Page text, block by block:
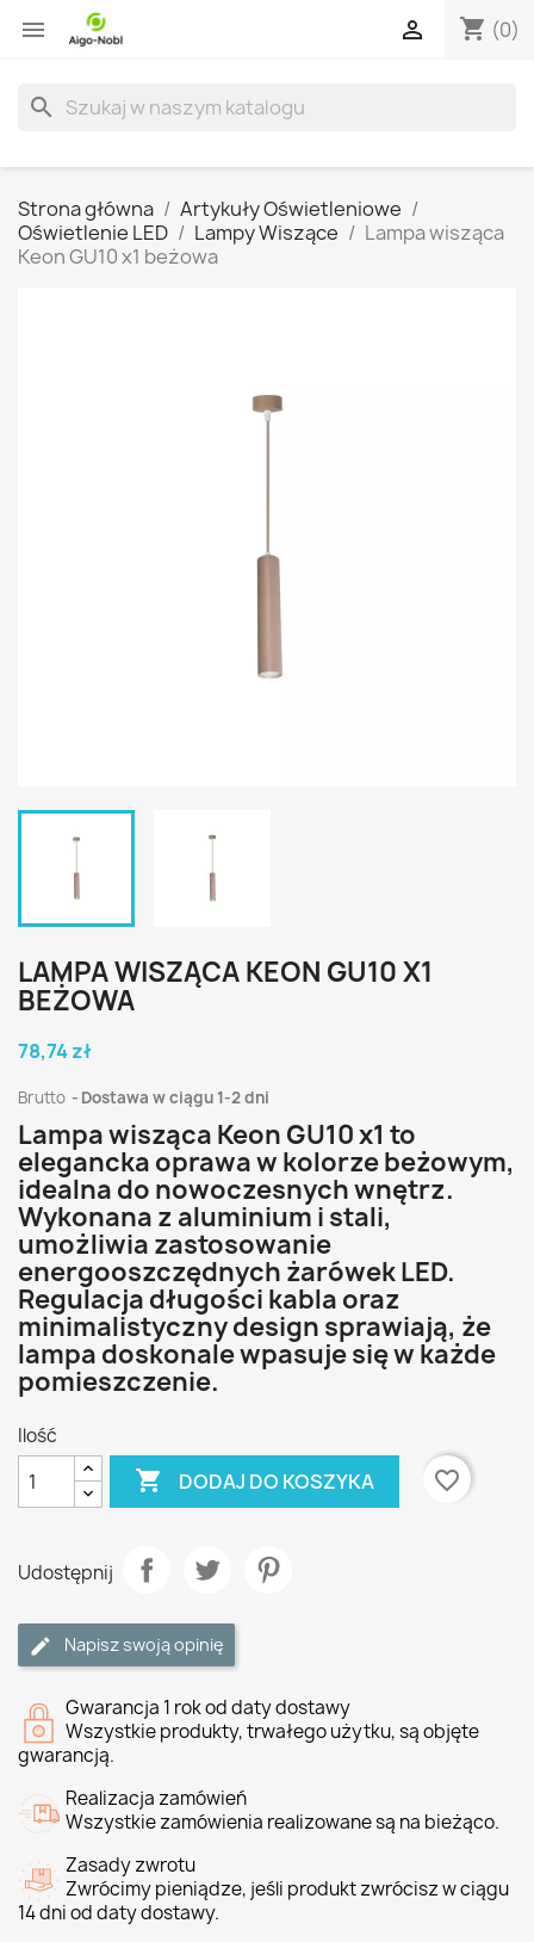
 shopping_cart (0)

search
Strona główna
Artykuły Oświetleniowe
Oświetlenie LED
Lampy Wiszące
Lampa wisząca
Keon GU10 x1 beżowa
LAMPA WISZĄCA KEON GU10 X1
BEŻOWA
78,74 zł
Brutto Dostawa w ciągu 1-2 dni
Lampa wisząca Keon GU10 x1 to
elegancka oprawa w kolorze beżowym,
idealna do nowoczesnych wnętrz.
Wykonana z aluminium i stali,
umożliwia zastosowanie
energooszczędnych żarówek LED.
Regulacja długości kabla oraz
minimalistyczny design sprawiają, że
lampa doskonale wpasuje się w każde
pomieszczenie.
Ilość
 DODAJ DO KOSZYKA favorite_border
Udostępnij
Napisz swoją opinię
Gwarancja 1 rok od daty dostawy
Wszystkie produkty, trwałego użytku, są objęte
gwarancją.
Realizacja zamówień
Wszystkie zamówienia realizowane są na bieżąco.
Zasady zwrotu
Zwrócimy pieniądze, jeśli produkt zwrócisz w ciągu
14 dni od daty dostawy.